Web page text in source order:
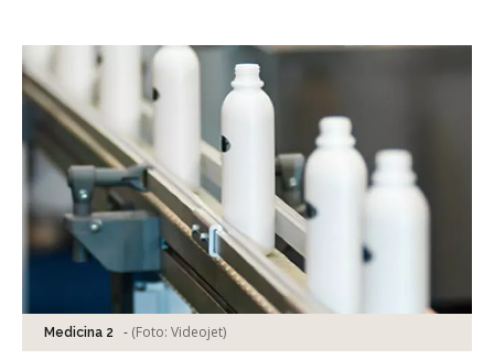
Medicina 2 - (Foto: Videojet)